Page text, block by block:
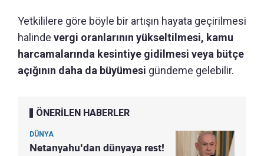
Yetkililere göre böyle bir artışın hayata geçirilmesi
halinde vergi oranlarının yükseltilmesi, kamu
harcamalarında kesintiye gidilmesi veya bütçe
açığının daha da büyümesi gündeme gelebilir.
ÖNERİLEN HABERLER
DÜNYA
Netanyahu'dan dünyaya rest!